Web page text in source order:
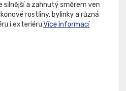
silnější a zahnutý směrem ven
rostliny, bylinky a různá
i exteriéru.Více informací